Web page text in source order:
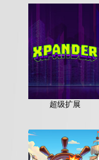
超级扩展